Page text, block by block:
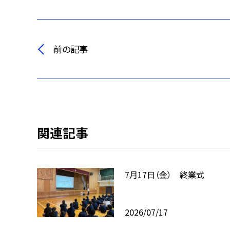
前の記事
関連記事
7月17日（金） 終業式
2026/07/17